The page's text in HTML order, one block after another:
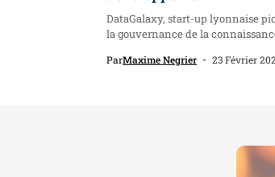
DataGalaxy, start-up lyonnaise
la gouvernance de la
ParMaxime Negrier 23 Février